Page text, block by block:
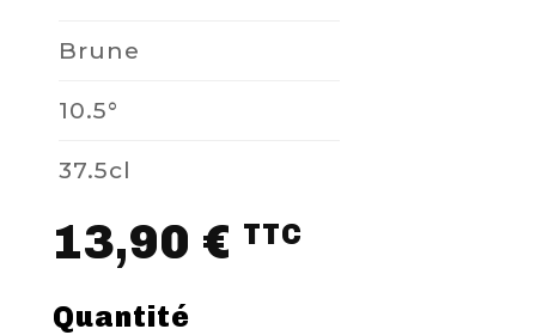
Brune
10.5°
37.5cl
13,90 € TTC
Quantité